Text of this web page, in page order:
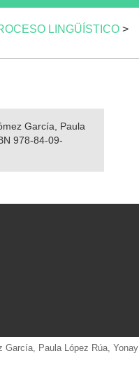
LINGÜÍSTICO >
García, Paula
978-84-09-
García, Paula López Rúa, Yonay